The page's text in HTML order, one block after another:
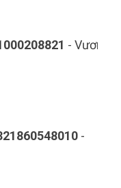
- Vương
-